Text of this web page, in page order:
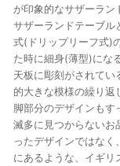
が印象的なサザーラン
サザーランドテーブル
式(ドリップリーフ式)
た時に細身(薄型)にな
天板に彫刻がされてい
的大きな模様の繰り返
脚部分のデザインもす
滅多に見つからないお
ったデザインではな
にあるような、イギリ